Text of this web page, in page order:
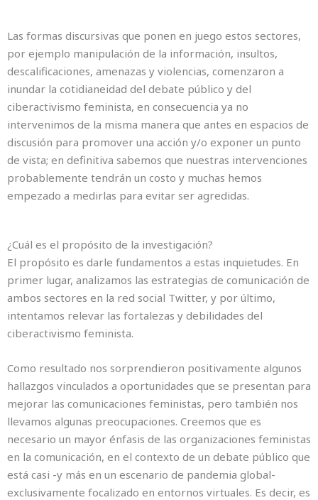
Las formas discursivas que ponen en juego estos sectores,
por ejemplo manipulación de la información, insultos,
descalificaciones, amenazas y violencias, comenzaron a
inundar la cotidianeidad del debate público y del
ciberactivismo feminista, en consecuencia ya no
intervenimos de la misma manera que antes en espacios de
discusión para promover una acción y/o exponer un punto
de vista; en definitiva sabemos que nuestras intervenciones
probablemente tendrán un costo y muchas hemos
empezado a medirlas para evitar ser agredidas.
¿Cuál es el propósito de la investigación?
El propósito es darle fundamentos a estas inquietudes. En
primer lugar, analizamos las estrategias de comunicación de
ambos sectores en la red social Twitter, y por último,
intentamos relevar las fortalezas y debilidades del
ciberactivismo feminista.
Como resultado nos sorprendieron positivamente algunos
hallazgos vinculados a oportunidades que se presentan para
mejorar las comunicaciones feministas, pero también nos
llevamos algunas preocupaciones. Creemos que es
necesario un mayor énfasis de las organizaciones feministas
en la comunicación, en el contexto de un debate público que
está casi -y más en un escenario de pandemia global-
exclusivamente focalizado en entornos virtuales. Es decir, es